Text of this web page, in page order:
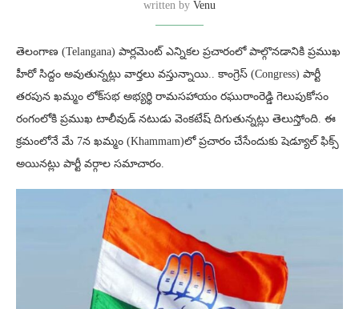
written by Venu
తెలంగాణ (Telangana) పార్లమెంట్ ఎన్నికల ప్రచారంలో పాల్గొనడానికి ప్రముఖ
హీరో సిద్దం అవుతున్నట్లు వార్తలు వస్తున్నాయి.. కాంగ్రెస్ (Congress) పార్టీ
తరపున ఖమ్మం లోక్‌సభ అభ్యర్థి రామసహాయం రఘురాంరెడ్డి గెలుపుకోసం
రంగంలోకి ప్రముఖ టాలీవుడ్ నటుడు వెంకటేష్ దిగుతున్నట్లు తెలుస్తోంది. ఈ
క్రమంలోనే మే 7న ఖమ్మం (Khammam)లో ప్రచారం చేసేందుకు షెడ్యూల్ ఫిక్స్
అయినట్లు పార్టీ వర్గాల సమాచారం.